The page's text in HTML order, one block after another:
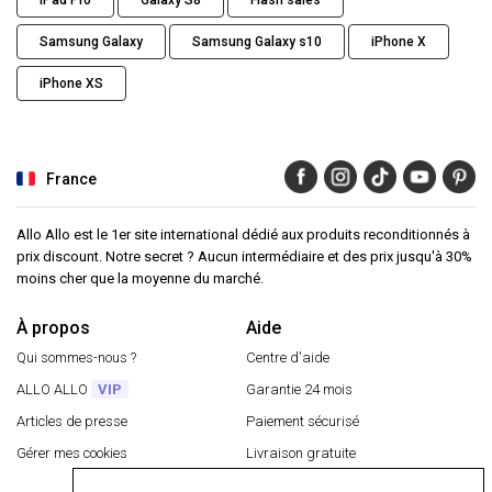
Samsung Galaxy Samsung Galaxy s10 iPhone X
iPhone XS
France
Allo Allo est le 1er site international dédié aux produits reconditionnés à
prix discount. Notre secret ? Aucun intermédiaire et des prix jusqu'à 30%
moins cher que la moyenne du marché.
À propos
Qui sommes-nous ?
ALLO ALLO
VIP
Articles de presse
Gérer mes cookies
Aide
Centre d'aide
Garantie 24 mois
Paiement sécurisé
Livraison gratuite